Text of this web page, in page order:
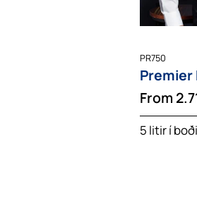
PR750
Premier
From
5 litir í boði